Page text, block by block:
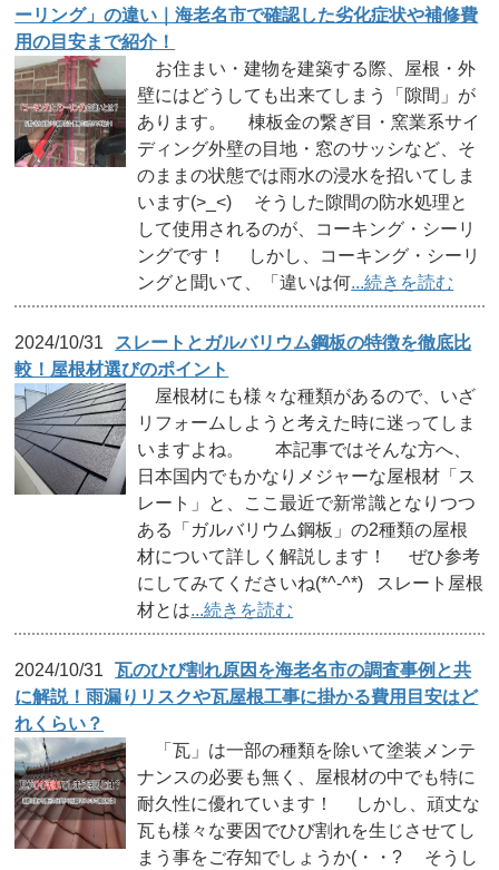
ーリング」の違い｜海老名市で確認した劣化症状や補修費
用の目安まで紹介！
お住まい・建物を建築する際、屋根・外
壁にはどうしても出来てしまう「隙間」が
あります。 棟板金の繋ぎ目・窯業系サイ
ディング外壁の目地・窓のサッシなど、そ
のままの状態では雨水の浸水を招いてしま
います(>_<) そうした隙間の防水処理と
して使用されるのが、コーキング・シーリ
ングです！ しかし、コーキング・シーリ
ングと聞いて、「違いは何...続きを読む
2024/10/31
スレートとガルバリウム鋼板の特徴を徹底比
較！屋根材選びのポイント
屋根材にも様々な種類があるので、いざ
リフォームしようと考えた時に迷ってしま
いますよね。 本記事ではそんな方へ、
日本国内でもかなりメジャーな屋根材「ス
レート」と、ここ最近で新常識となりつつ
ある「ガルバリウム鋼板」の2種類の屋根
材について詳しく解説します！ ぜひ参考
にしてみてくださいね(*^-^*) スレート屋根
材とは...続きを読む
2024/10/31
瓦のひび割れ原因を海老名市の調査事例と共
に解説！雨漏りリスクや瓦屋根工事に掛かる費用目安はど
れくらい？
「瓦」は一部の種類を除いて塗装メンテ
ナンスの必要も無く、屋根材の中でも特に
耐久性に優れています！ しかし、頑丈な
瓦も様々な要因でひび割れを生じさせてし
まう事をご存知でしょうか(・・? そうし